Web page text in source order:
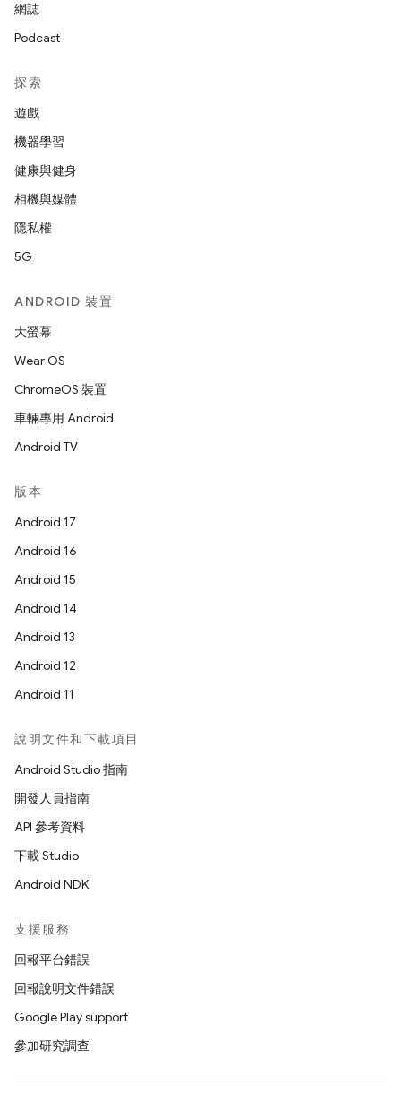
網誌
Podcast
探索
遊戲
機器學習
健康與健身
相機與媒體
隱私權
5G
ANDROID 裝置
大螢幕
Wear OS
ChromeOS 裝置
車輛專用 Android
Android TV
版本
Android 17
Android 16
Android 15
Android 14
Android 13
Android 12
Android 11
說明文件和下載項目
Android Studio 指南
開發人員指南
API 參考資料
下載 Studio
Android NDK
支援服務
回報平台錯誤
回報說明文件錯誤
Google Play support
參加研究調查